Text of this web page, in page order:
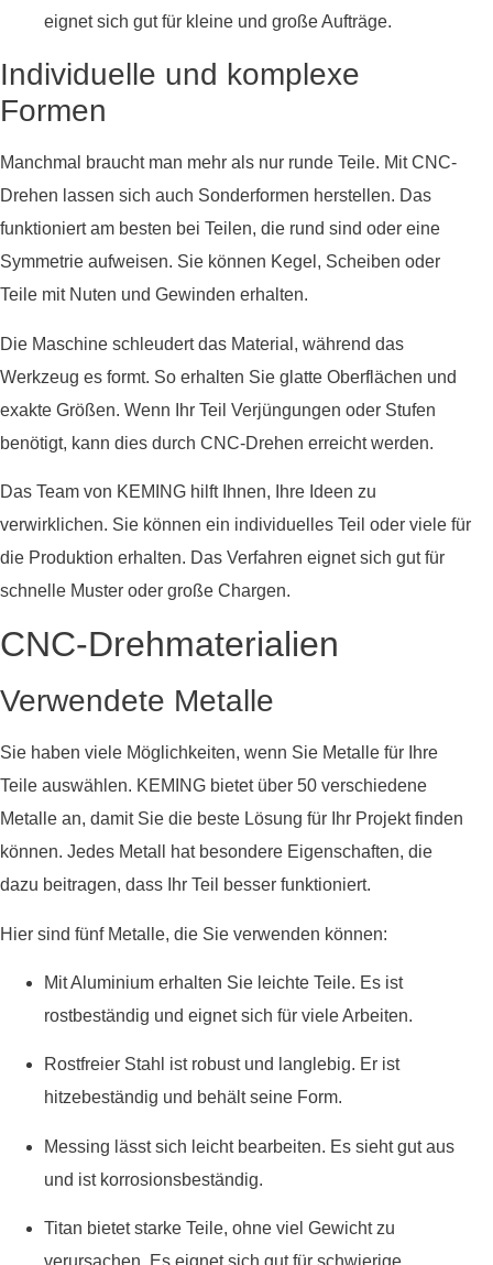
eignet sich gut für kleine und große Aufträge.
Individuelle und komplexe
Formen
Manchmal braucht man mehr als nur runde Teile. Mit CNC-
Drehen lassen sich auch Sonderformen herstellen. Das
funktioniert am besten bei Teilen, die rund sind oder eine
Symmetrie aufweisen. Sie können Kegel, Scheiben oder
Teile mit Nuten und Gewinden erhalten.
Die Maschine schleudert das Material, während das
Werkzeug es formt. So erhalten Sie glatte Oberflächen und
exakte Größen. Wenn Ihr Teil Verjüngungen oder Stufen
benötigt, kann dies durch CNC-Drehen erreicht werden.
Das Team von KEMING hilft Ihnen, Ihre Ideen zu
verwirklichen. Sie können ein individuelles Teil oder viele für
die Produktion erhalten. Das Verfahren eignet sich gut für
schnelle Muster oder große Chargen.
CNC-Drehmaterialien
Verwendete Metalle
Sie haben viele Möglichkeiten, wenn Sie Metalle für Ihre
Teile auswählen. KEMING bietet über 50 verschiedene
Metalle an, damit Sie die beste Lösung für Ihr Projekt finden
können. Jedes Metall hat besondere Eigenschaften, die
dazu beitragen, dass Ihr Teil besser funktioniert.
Hier sind fünf Metalle, die Sie verwenden können:
Mit Aluminium erhalten Sie leichte Teile. Es ist
rostbeständig und eignet sich für viele Arbeiten.
Rostfreier Stahl ist robust und langlebig. Er ist
hitzebeständig und behält seine Form.
Messing lässt sich leicht bearbeiten. Es sieht gut aus
und ist korrosionsbeständig.
Titan bietet starke Teile, ohne viel Gewicht zu